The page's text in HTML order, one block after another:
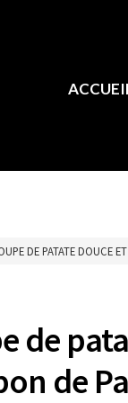
DE PATATE DOUCE
de
de